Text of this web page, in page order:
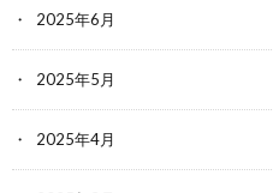
2025年6月
2025年5月
2025年4月